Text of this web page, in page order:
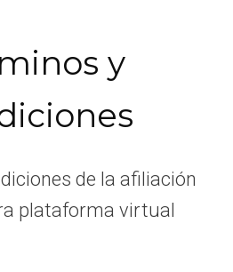
y
de la afiliación
plataforma virtual